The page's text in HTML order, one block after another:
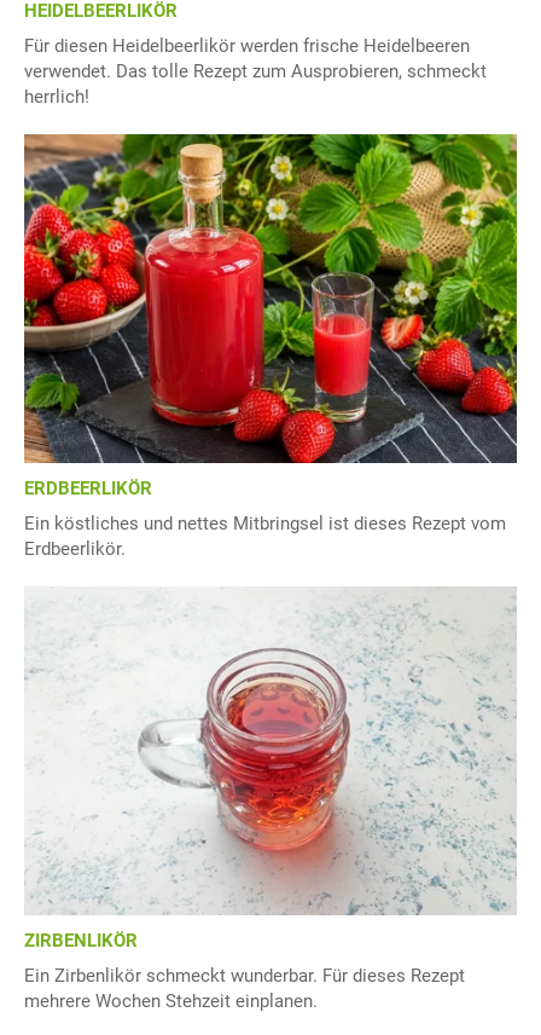
HEIDELBEERLIKÖR
Für diesen Heidelbeerlikör werden frische Heidelbeeren
verwendet. Das tolle Rezept zum Ausprobieren, schmeckt
herrlich!
ERDBEERLIKÖR
Ein köstliches und nettes Mitbringsel ist dieses Rezept vom
Erdbeerlikör.
ZIRBENLIKÖR
Ein Zirbenlikör schmeckt wunderbar. Für dieses Rezept
mehrere Wochen Stehzeit einplanen.